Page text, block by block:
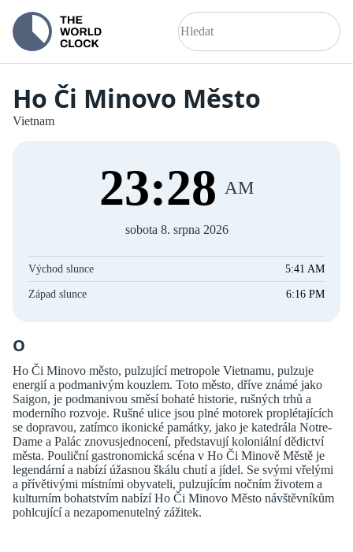
Ho Či Minovo Město
Vietnam
23:28 AM
sobota 8. srpna 2026
Východ slunce 5:41 AM
Západ slunce 6:16 PM
O
Ho Či Minovo město, pulzující metropole Vietnamu, pulzuje
energií a podmanivým kouzlem. Toto město, dříve známé jako
Saigon, je podmanivou směsí bohaté historie, rušných trhů a
moderního rozvoje. Rušné ulice jsou plné motorek proplétajících
se dopravou, zatímco ikonické památky, jako je katedrála Notre-
Dame a Palác znovusjednocení, představují koloniální dědictví
města. Pouliční gastronomická scéna v Ho Či Minově Městě je
legendární a nabízí úžasnou škálu chutí a jídel. Se svými vřelými
a přívětivými místními obyvateli, pulzujícím nočním životem a
kulturním bohatstvím nabízí Ho Či Minovo Město návštěvníkům
pohlcující a nezapomenutelný zážitek.